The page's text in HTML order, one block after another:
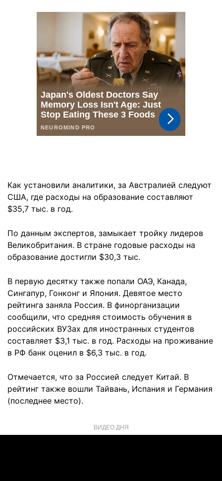
Как установили аналитики, за Австралией следуют
США, где расходы на образование составляют
$35,7 тыс. в год.
По данным экспертов, замыкает тройку лидеров
Великобритания. В стране годовые расходы на
образование достигли $30,3 тыс.
В первую десятку также попали ОАЭ, Канада,
Сингапур, Гонконг и Япония. Девятое место
рейтинга заняла Россия. В финорганизации
сообщили, что средняя стоимость обучения в
российских ВУЗах для иностранных студентов
составляет $3,1 тыс. в год. Расходы на проживание
в РФ банк оценил в $6,3 тыс. в год.
Отмечается, что за Россией следует Китай. В
рейтинг также вошли Тайвань, Испания и Германия
(последнее место).
ВИДЕО ДНЯ